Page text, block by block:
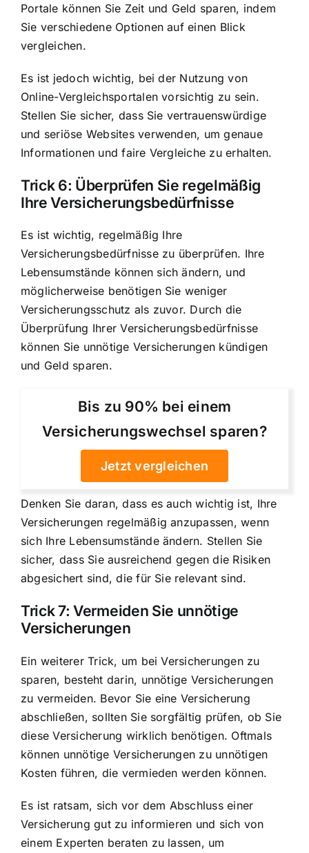
Portale können Sie Zeit und Geld sparen, indem
Sie verschiedene Optionen auf einen Blick
vergleichen.
Es ist jedoch wichtig, bei der Nutzung von
Online-Vergleichsportalen vorsichtig zu sein.
Stellen Sie sicher, dass Sie vertrauenswürdige
und seriöse Websites verwenden, um genaue
Informationen und faire Vergleiche zu erhalten.
Trick 6: Überprüfen Sie regelmäßig
Ihre Versicherungsbedürfnisse
Es ist wichtig, regelmäßig Ihre
Versicherungsbedürfnisse zu überprüfen. Ihre
Lebensumstände können sich ändern, und
möglicherweise benötigen Sie weniger
Versicherungsschutz als zuvor. Durch die
Überprüfung Ihrer Versicherungsbedürfnisse
können Sie unnötige Versicherungen kündigen
und Geld sparen.
Bis zu 90% bei einem
Versicherungswechsel sparen?
Jetzt vergleichen
Denken Sie daran, dass es auch wichtig ist, Ihre
Versicherungen regelmäßig anzupassen, wenn
sich Ihre Lebensumstände ändern. Stellen Sie
sicher, dass Sie ausreichend gegen die Risiken
abgesichert sind, die für Sie relevant sind.
Trick 7: Vermeiden Sie unnötige
Versicherungen
Ein weiterer Trick, um bei Versicherungen zu
sparen, besteht darin, unnötige Versicherungen
zu vermeiden. Bevor Sie eine Versicherung
abschließen, sollten Sie sorgfältig prüfen, ob Sie
diese Versicherung wirklich benötigen. Oftmals
können unnötige Versicherungen zu unnötigen
Kosten führen, die vermieden werden können.
Es ist ratsam, sich vor dem Abschluss einer
Versicherung gut zu informieren und sich von
einem Experten beraten zu lassen, um